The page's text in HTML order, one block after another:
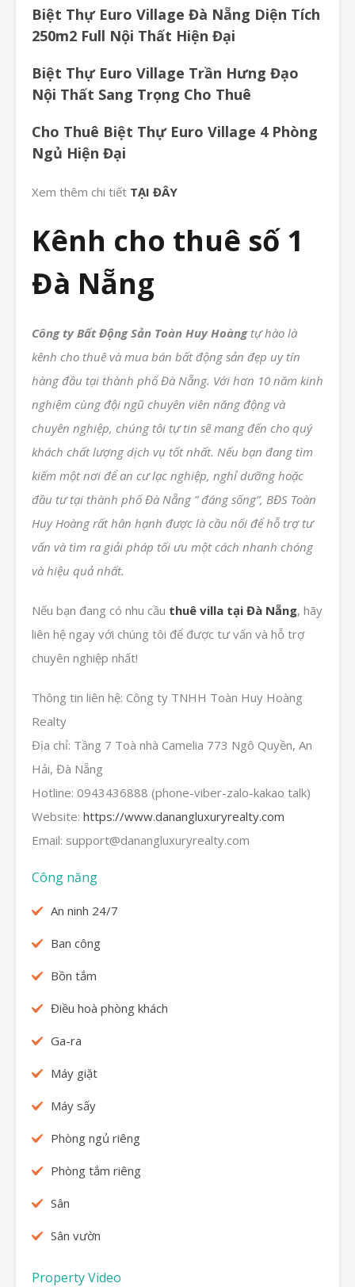
Biệt Thự Euro Village Đà Nẵng Diện Tích
250m2 Full Nội Thất Hiện Đại
Biệt Thự Euro Village Trần Hưng Đạo
Nội Thất Sang Trọng Cho Thuê
Cho Thuê Biệt Thự Euro Village 4 Phòng
Ngủ Hiện Đại
Xem thêm chi tiết TẠI ĐÂY
Kênh cho thuê số 1
Đà Nẵng
Công ty Bất Động Sản Toàn Huy Hoàngtự hào là
kênh cho thuê và mua bán bất động sản đẹp uy tín
hàng đầu tại thành phố Đà Nẵng. Với hơn 10 năm kinh
nghiệm cùng đội ngũ chuyên viên năng động và
chuyên nghiệp, chúng tôi tự tin sẽ mang đến cho quý
khách chất lượng dịch vụ tốt nhất. Nếu bạn đang tìm
kiếm một nơi để an cư lạc nghiệp, nghỉ dưỡng hoặc
đầu tư tại thành phố Đà Nẵng ” đáng sống”, BĐS Toàn
Huy Hoàng rất hân hạnh được là cầu nối để hỗ trợ tư
vấn và tìm ra giải pháp tối ưu một cách nhanh chóng
và hiệu quả nhất.
Nếu bạn đang có nhu cầu thuê villa tại Đà Nẵng, hãy
liên hệ ngay với chúng tôi để được tư vấn và hỗ trợ
chuyên nghiệp nhất!
Thông tin liên hệ: Công ty TNHH Toàn Huy Hoàng
Realty
Địa chỉ: Tầng 7 Toà nhà Camelia 773 Ngô Quyền, An
Hải, Đà Nẵng
Hotline: 0943436888 (phone-viber-zalo-kakao talk)
Website: https://www.danangluxuryrealty.com
Email: support@danangluxuryrealty.com
Công năng
An ninh 24/7
Ban công
Bồn tắm
Điều hoà phòng khách
Ga-ra
Máy giặt
Máy sấy
Phòng ngủ riêng
Phòng tắm riêng
Sân
Sân vườn
Property Video